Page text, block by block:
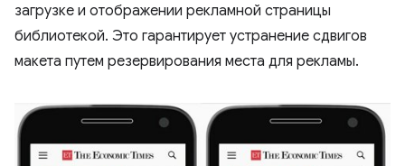
загрузке и отображении рекламной страницы
библиотекой. Это гарантирует устранение сдвигов
макета путем резервирования места для рекламы.